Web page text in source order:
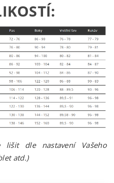
dle nastavení Vašeho
atd.)